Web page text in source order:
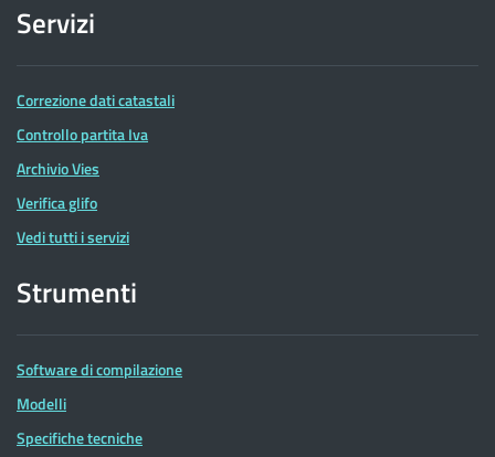
Servizi
Correzione dati catastali
Controllo partita Iva
Archivio Vies
Verifica glifo
Vedi tutti i servizi
Strumenti
Software di compilazione
Modelli
Specifiche tecniche